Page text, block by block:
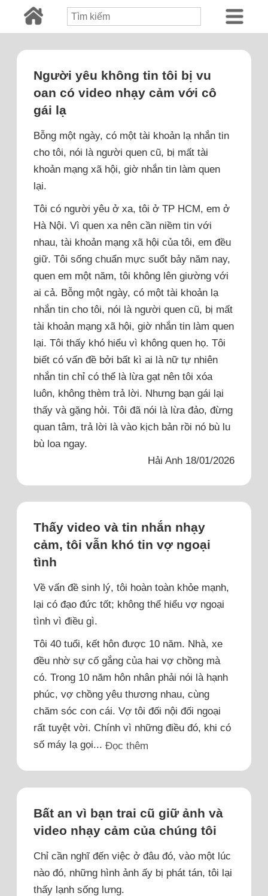
Người yêu không tin tôi bị vu
oan có video nhạy cảm với cô
gái lạ
Bỗng một ngày, có một tài khoản lạ nhắn tin
cho tôi, nói là người quen cũ, bị mất tài
khoản mạng xã hội, giờ nhắn tin làm quen
lại.
Tôi có người yêu ở xa, tôi ở TP HCM, em ở
Hà Nội. Vì quen xa nên cần niềm tin với
nhau, tài khoản mạng xã hội của tôi, em đều
giữ. Tôi sống chuẩn mực suốt bảy năm nay,
quen em một năm, tôi không lên giường với
ai cả. Bỗng một ngày, có một tài khoản lạ
nhắn tin cho tôi, nói là người quen cũ, bị mất
tài khoản mạng xã hội, giờ nhắn tin làm quen
lại. Tôi thấy khó hiểu vì không quen họ. Tôi
biết có vấn đề bởi bất kì ai là nữ tự nhiên
nhắn tin chỉ có thể là lừa gạt nên tôi xóa
luôn, không thèm trả lời. Nhưng bạn gái lại
thấy và gặng hỏi. Tôi đã nói là lừa đảo, đừng
quan tâm, trả lời là vào kịch bản rồi nó bù lu
bù loa ngay.
Hải Anh 18/01/2026
Thấy video và tin nhắn nhạy
cảm, tôi vẫn khó tin vợ ngoại
tình
Về vấn đề sinh lý, tôi hoàn toàn khỏe mạnh,
lại có đạo đức tốt; không thể hiểu vợ ngoại
tình vì điều gì.
Tôi 40 tuổi, kết hôn được 10 năm. Nhà, xe
đều nhờ sự cố gắng của hai vợ chồng mà
có. Trong 10 năm hôn nhân phải nói là hạnh
phúc, vợ chồng yêu thương nhau, cùng
chăm sóc con cái. Vợ tôi đối nội đối ngoại
rất tuyệt vời. Chính vì những điều đó, khi có
số máy lạ gọi... Đọc thêm
Bất an vì bạn trai cũ giữ ảnh và
video nhạy cảm của chúng tôi
Chỉ cần nghĩ đến việc ở đâu đó, vào một lúc
nào đó, những hình ảnh ấy bị phát tán, tôi lại
thấy lạnh sống lưng.